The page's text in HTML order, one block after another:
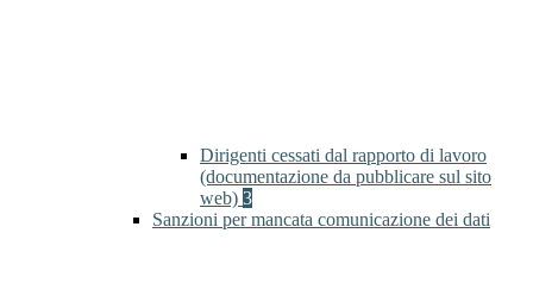
Dirigenti cessati dal rapporto di lavoro
(documentazione da pubblicare sul sito
web) 3
Sanzioni per mancata comunicazione dei dati